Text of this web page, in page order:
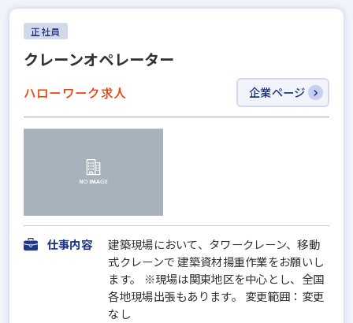
正社員
クレーンオペレーター
ハローワーク求人 企業ページ
仕事内容
建築現場において、タワークレーン、移動
式クレーンで 建築資材揚重作業をお願いし
ます。 ※現場は関東地区を中心とし、全国
各地現場出張もあります。 変更範囲：変更
なし